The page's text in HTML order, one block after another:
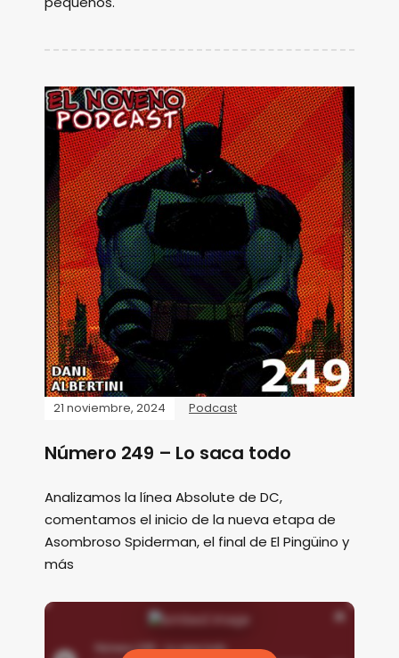
21 noviembre, 2024 Podcast
Número 249 – Lo saca todo
Analizamos la línea Absolute de DC,
comentamos el inicio de la nueva etapa de
Asombroso Spiderman, el final de El Pingüino y
más